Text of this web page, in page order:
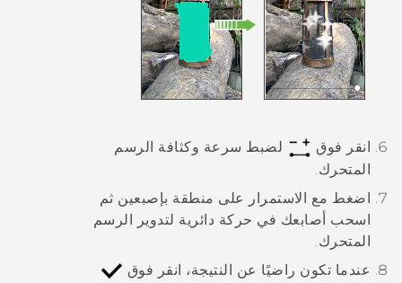
انقر فوق
لضبط سرعة وكثافة الرسم
المتحرك.
اضغط مع الاستمرار على منطقة بإصبعين ثم
اسحب أصابعك في حركة دائرية لتدوير الرسم
المتحرك.
عندما تكون راضيًا عن النتيجة، انقر فوق